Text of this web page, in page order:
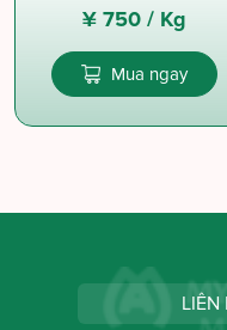
¥ 750 / Kg
Mua ngay
LIÊN